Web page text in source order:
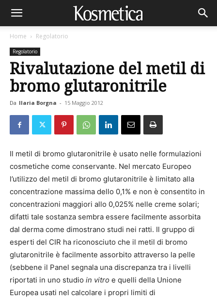
Home Regolatorio
Regolatorio
Rivalutazione del metil di
bromo glutaronitrile
Da Ilaria Borgna - 15 Maggio 2012
Il metil di bromo glutaronitrile è usato nelle formulazioni
cosmetiche come conservante. Nel mercato Europeo
l’utilizzo del metil di bromo glutaronitrile è limitato alla
concentrazione massima dello 0,1% e non è consentito in
concentrazioni maggiori allo 0,025% nelle creme solari;
difatti tale sostanza sembra essere facilmente assorbita
dal derma come dimostrano studi nei ratti. Il gruppo di
esperti del CIR ha riconosciuto che il metil di bromo
glutaronitrile è facilmente assorbito attraverso la pelle
(sebbene il Panel segnala una discrepanza tra i livelli
riportati in uno studio in vitro e quelli della Unione
Europea usati nel calcolare i propri limiti di